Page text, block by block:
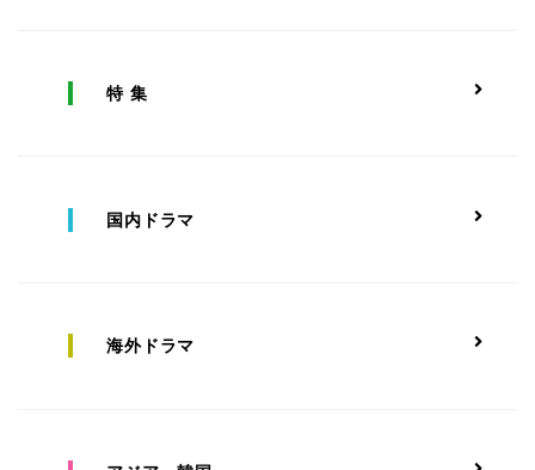
特 集
国内ドラマ
海外ドラマ